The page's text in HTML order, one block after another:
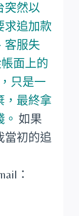
突然以
求追加款
客服失
面上的
只是一
，最終拿
如果
當初的追
：